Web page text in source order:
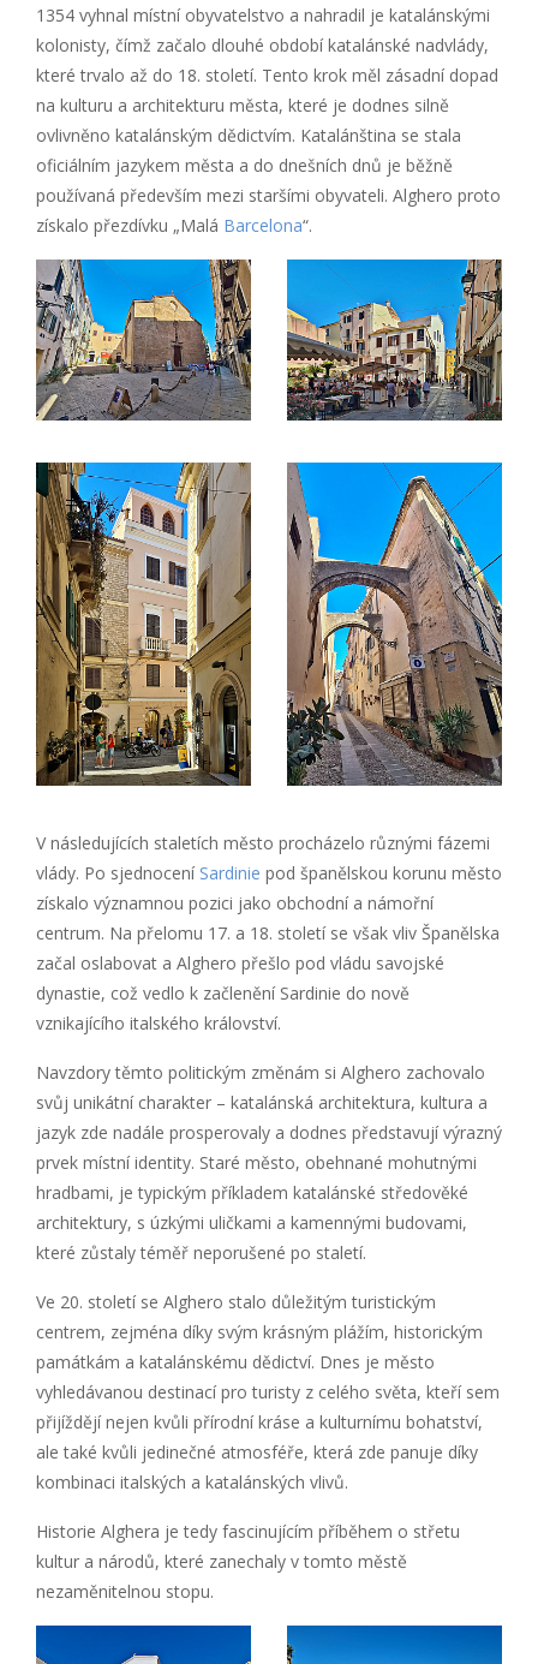
1354 vyhnal místní obyvatelstvo a nahradil je katalánskými
kolonisty, čímž začalo dlouhé období katalánské nadvlády,
které trvalo až do 18. století. Tento krok měl zásadní dopad
na kulturu a architekturu města, které je dodnes silně
ovlivněno katalánským dědictvím. Katalánština se stala
oficiálním jazykem města a do dnešních dnů je běžně
používaná především mezi staršími obyvateli. Alghero proto
získalo přezdívku „Malá Barcelona“.
V následujících staletích město procházelo různými fázemi
vlády. Po sjednocení Sardinie pod španělskou korunu město
získalo významnou pozici jako obchodní a námořní
centrum. Na přelomu 17. a 18. století se však vliv Španělska
začal oslabovat a Alghero přešlo pod vládu savojské
dynastie, což vedlo k začlenění Sardinie do nově
vznikajícího italského království.
Navzdory těmto politickým změnám si Alghero zachovalo
svůj unikátní charakter – katalánská architektura, kultura a
jazyk zde nadále prosperovaly a dodnes představují výrazný
prvek místní identity. Staré město, obehnané mohutnými
hradbami, je typickým příkladem katalánské středověké
architektury, s úzkými uličkami a kamennými budovami,
které zůstaly téměř neporušené po staletí.
Ve 20. století se Alghero stalo důležitým turistickým
centrem, zejména díky svým krásným plážím, historickým
památkám a katalánskému dědictví. Dnes je město
vyhledávanou destinací pro turisty z celého světa, kteří sem
přijíždějí nejen kvůli přírodní kráse a kulturnímu bohatství,
ale také kvůli jedinečné atmosféře, která zde panuje díky
kombinaci italských a katalánských vlivů.
Historie Alghera je tedy fascinujícím příběhem o střetu
kultur a národů, které zanechaly v tomto městě
nezaměnitelnou stopu.